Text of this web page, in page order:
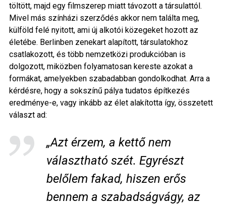
töltött, majd egy filmszerep miatt távozott a társulattól.
Mivel más színházi szerződés akkor nem találta meg,
külföld felé nyitott, ami új alkotói közegeket hozott az
életébe. Berlinben zenekart alapított, társulatokhoz
csatlakozott, és több nemzetközi produkcióban is
dolgozott, miközben folyamatosan kereste azokat a
formákat, amelyekben szabadabban gondolkodhat. Arra a
kérdésre, hogy a sokszínű pálya tudatos építkezés
eredménye-e, vagy inkább az élet alakította így, összetett
választ ad:
„Azt érzem, a kettő nem
választható szét. Egyrészt
belőlem fakad, hiszen erős
bennem a szabadságvágy, az